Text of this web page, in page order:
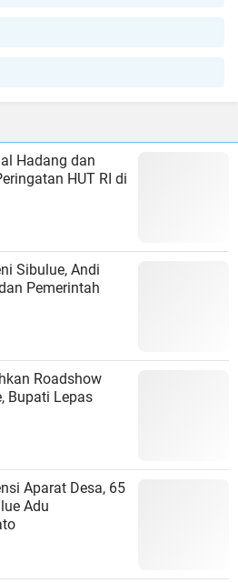
Hadang dan
HUT RI di
Sibulue, Andi
Pemerintah
Roadshow
Bupati Lepas
Aparat Desa, 65
Adu